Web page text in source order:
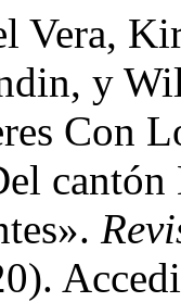
Vera,
y
Con